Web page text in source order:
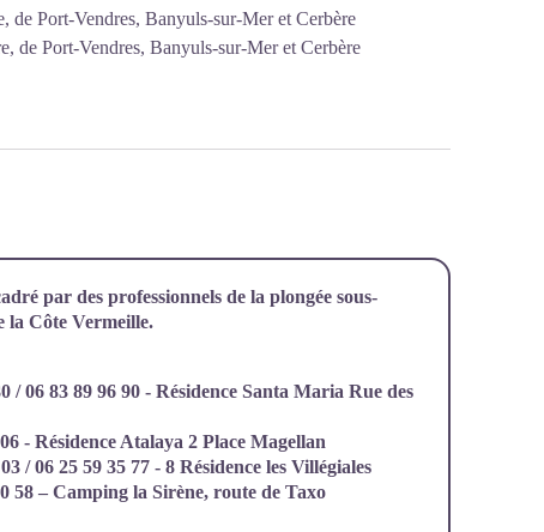
de Port-Vendres, Banyuls-sur-Mer et Cerbère
de Port-Vendres, Banyuls-sur-Mer et Cerbère
par des professionnels de la plongée sous-
la Côte Vermeille.
/ 06 83 89 96 90 - Résidence Santa Maria Rue des
- Résidence Atalaya 2 Place Magellan
/ 06 25 59 35 77 - 8 Résidence les Villégiales
58 – Camping la Sirène, route de Taxo